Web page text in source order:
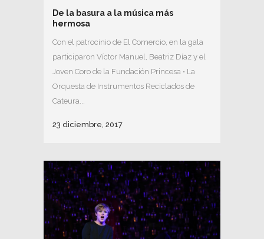
De la basura a la música más
hermosa
Con el patrocinio de El Comercio, en la gala
participaron Víctor Manuel, Beatriz Díaz y el
Joven Coro de la Fundación Princesa • La
Orquesta de Instrumentos Reciclados de
Cateura...
23 diciembre, 2017